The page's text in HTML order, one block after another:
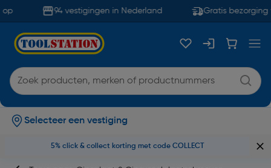
94 vestigingen in Nederland Gratis bezorging
Selecteer een vestiging
5% click & collect korting met code COLLECT